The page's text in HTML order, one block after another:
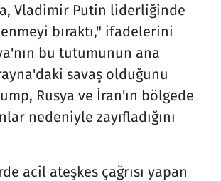
Vladimir Putin liderliğinde
bıraktı," ifadelerini
bu tutumunun ana
savaş olduğunu
Rusya ve İran'ın bölgede
nedeniyle zayıfladığını
acil ateşkes çağrısı yapan